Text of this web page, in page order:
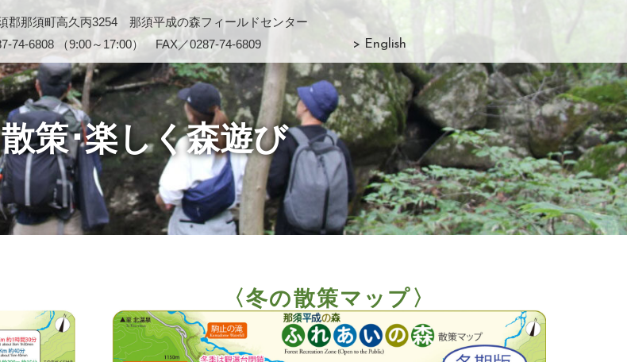
郡那須町高久丙3254 那須平成の森フィールドセンター
74-6808 （9:00～17:00） FAX／0287-74-6809
> English
策･楽しく森遊び
〈冬の散策マップ〉